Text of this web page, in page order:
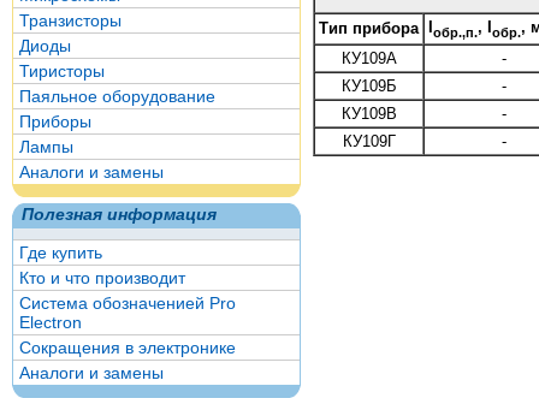
Транзисторы
Диоды
Тиристоры
Паяльное оборудование
Приборы
Лампы
Аналоги и замены
Полезная информация
Где купить
Кто и что производит
Система обозначенией Pro
Electron
Сокращения в электронике
Аналоги и замены
Тип прибора обр.,п., I обр.,
КУ109А
-
КУ109Б
-
КУ109В
-
КУ109Г
-